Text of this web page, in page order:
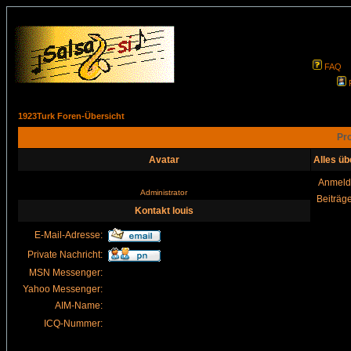
FAQ
1923Turk Foren-Übersicht
Avatar Alles
Administrator
Kontakt louis
E-Mail-Adresse:
Private Nachricht:
MSN Messenger:
Yahoo Messenger:
AIM-Name:
ICQ-Nummer: